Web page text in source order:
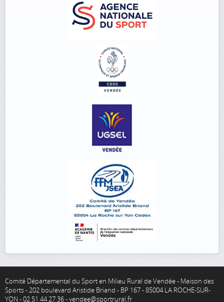
Comité Départemental du Sport en Milieu Rural de Vendée - Maison des
Sports - 202 boulevard Aristide Briand - BP 167 - 85004 LA ROCHE-SUR-
YON - 02 51 44 27 36 - vendee@sportrural.fr